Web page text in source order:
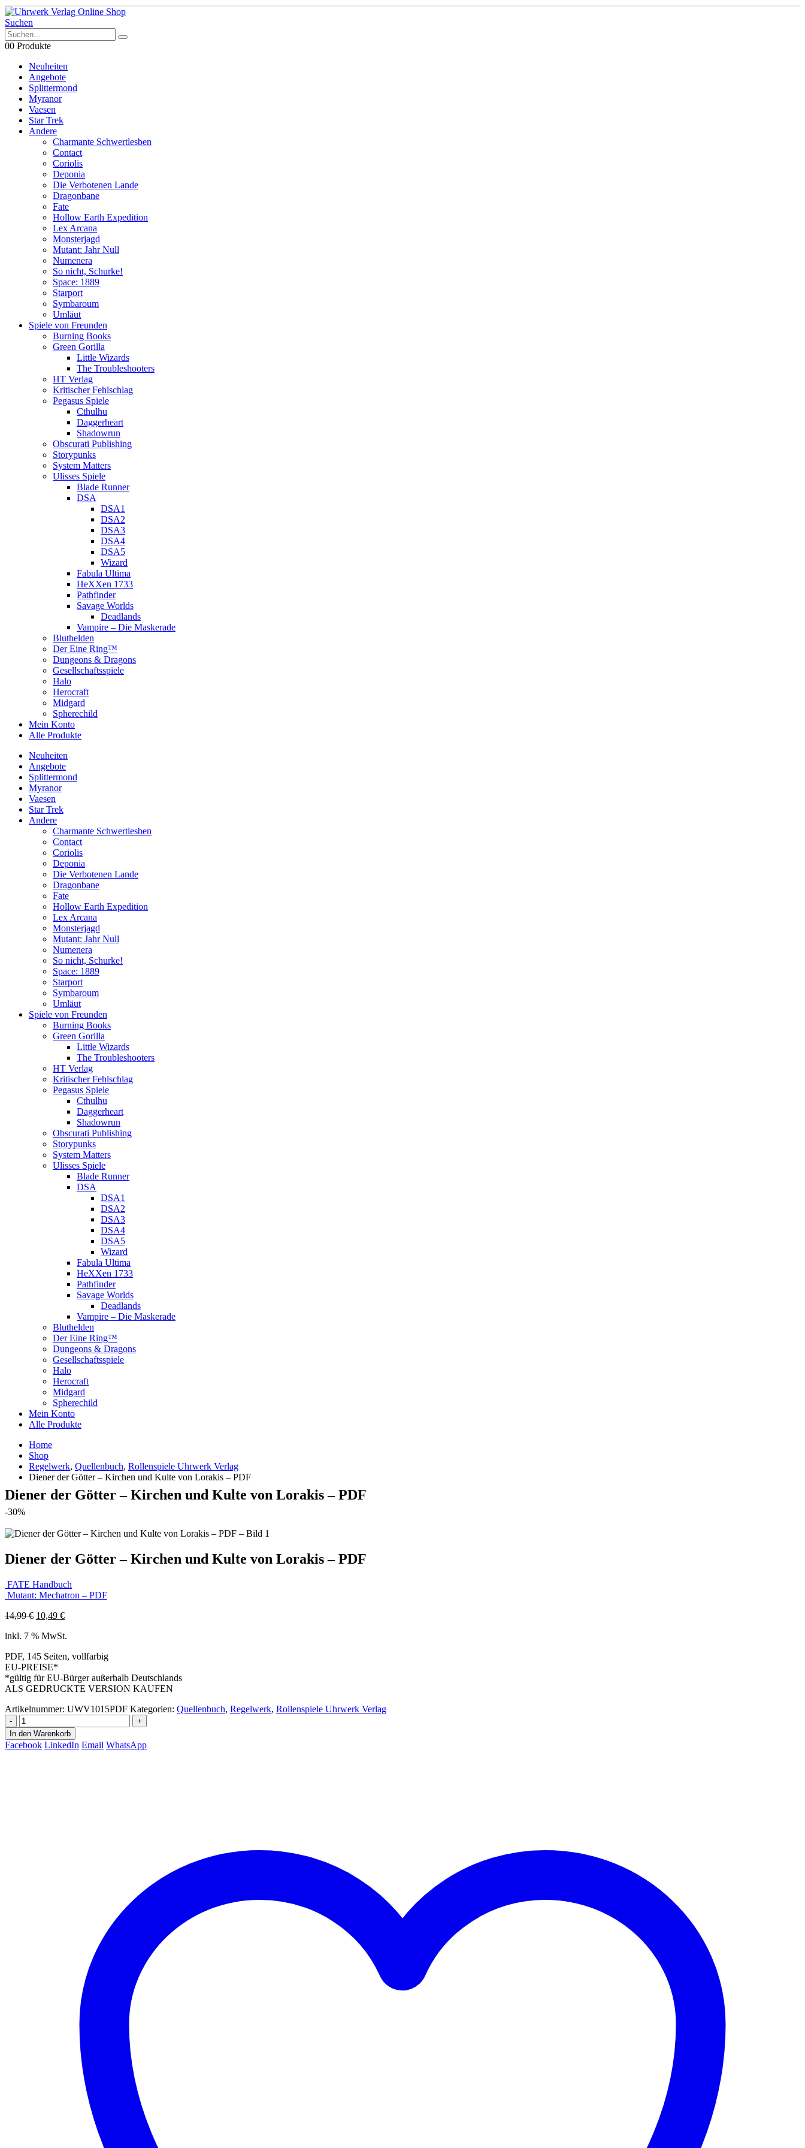
Suchen
00 Produkte
Neuheiten
Angebote
Splittermond
Myranor
Vaesen
Star Trek
Andere
Charmante Schwertlesben
Contact
Coriolis
Deponia
Die Verbotenen Lande
Dragonbane
Fate
Hollow Earth Expedition
Lex Arcana
Monsterjagd
Mutant: Jahr Null
Numenera
So nicht, Schurke!
Space: 1889
Starport
Symbaroum
Umläut
Spiele von Freunden
Burning Books
Green Gorilla
Little Wizards
The Troubleshooters
HT Verlag
Kritischer Fehlschlag
Pegasus Spiele
Cthulhu
Daggerheart
Shadowrun
Obscurati Publishing
Storypunks
System Matters
Ulisses Spiele
Blade Runner
DSA
DSA1
DSA2
DSA3
DSA4
DSA5
Wizard
Fabula Ultima
HeXXen 1733
Pathfinder
Savage Worlds
Deadlands
Vampire – Die Maskerade
Bluthelden
Der Eine Ring™
Dungeons & Dragons
Gesellschaftsspiele
Halo
Herocraft
Midgard
Spherechild
Mein Konto
Alle Produkte
Neuheiten
Angebote
Splittermond
Myranor
Vaesen
Star Trek
Andere
Charmante Schwertlesben
Contact
Coriolis
Deponia
Die Verbotenen Lande
Dragonbane
Fate
Hollow Earth Expedition
Lex Arcana
Monsterjagd
Mutant: Jahr Null
Numenera
So nicht, Schurke!
Space: 1889
Starport
Symbaroum
Umläut
Spiele von Freunden
Burning Books
Green Gorilla
Little Wizards
The Troubleshooters
HT Verlag
Kritischer Fehlschlag
Pegasus Spiele
Cthulhu
Daggerheart
Shadowrun
Obscurati Publishing
Storypunks
System Matters
Ulisses Spiele
Blade Runner
DSA
DSA1
DSA2
DSA3
DSA4
DSA5
Wizard
Fabula Ultima
HeXXen 1733
Pathfinder
Savage Worlds
Deadlands
Vampire – Die Maskerade
Bluthelden
Der Eine Ring™
Dungeons & Dragons
Gesellschaftsspiele
Halo
Herocraft
Midgard
Spherechild
Mein Konto
Alle Produkte
Home
Shop
Regelwerk, Quellenbuch, Rollenspiele Uhrwerk Verlag
Diener der Götter – Kirchen und Kulte von Lorakis – PDF
Diener der Götter – Kirchen und Kulte von Lorakis – PDF
-30%
Diener der Götter – Kirchen und Kulte von Lorakis – PDF
FATE Handbuch
Mutant: Mechatron – PDF
14,99€ Ursprünglicher
war:
10,49 €Aktueller
ist:
inkl. 7 % MwSt.
PDF, 145 Seiten, vollfarbig
EU-PREISE*
*gültig für EU-Bürger außerhalb Deutschlands
ALS GEDRUCKTE VERSION KAUFEN
Artikelnummer: UWV1015PDF Kategorien: Quellenbuch, Regelwerk, Rollenspiele Uhrwerk Verlag
-
+
In den Warenkorb
Facebook LinkedIn Email WhatsApp